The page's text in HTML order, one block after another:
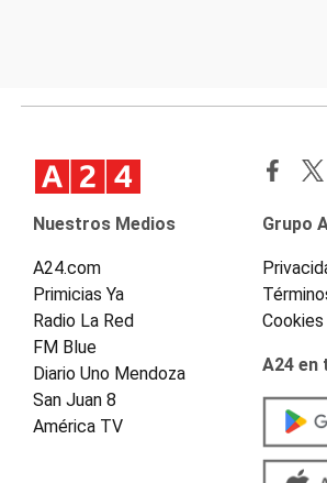
Nuestros Medios
A24.com
Primicias Ya
Radio La Red
FM Blue
Diario Uno Mendoza
San Juan 8
América TV
Grupo
Cookies
A24 en